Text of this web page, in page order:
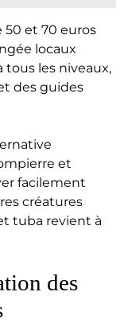
et 70 euros
locaux
tous les niveaux,
des guides
et
facilement
créatures
tuba revient à
des